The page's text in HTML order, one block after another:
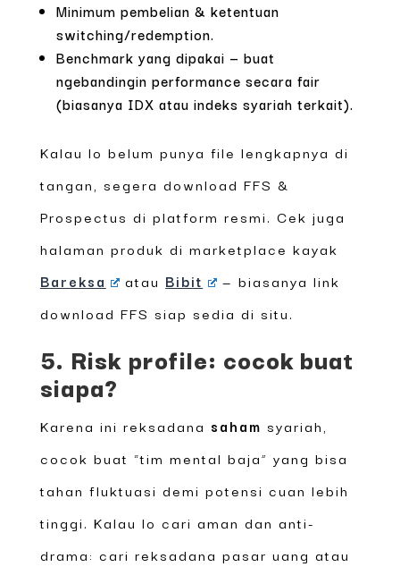
Minimum pembelian & ketentuan
switching/redemption.
Benchmark yang dipakai — buat
ngebandingin performance secara fair
(biasanya IDX atau indeks syariah terkait).
Kalau lo belum punya file lengkapnya di
tangan, segera download FFS &
Prospectus di platform resmi. Cek juga
halaman produk di marketplace kayak
Bareksa
atau Bibit
— biasanya link
download FFS siap sedia di situ.
5. Risk profile: cocok buat
siapa?
Karena ini reksadana saham syariah,
cocok buat “tim mental baja” yang bisa
tahan fluktuasi demi potensi cuan lebih
tinggi. Kalau lo cari aman dan anti-
drama: cari reksadana pasar uang atau